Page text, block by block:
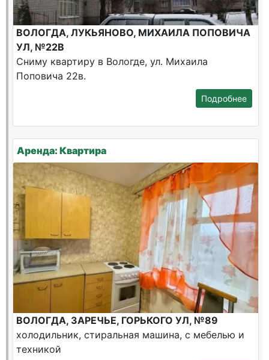
ВОЛОГДА, ЛУКЬЯНОВО, МИХАИЛА ПОПОВИЧА
УЛ, №22В
Сниму квартиру в Вологде, ул. Михаила
Поповича 22в.
Подробнее
Аренда: Квартира
ВОЛОГДА, ЗАРЕЧЬЕ, ГОРЬКОГО УЛ, №89
холодильник, стиральная машина, с мебелью и
техникой